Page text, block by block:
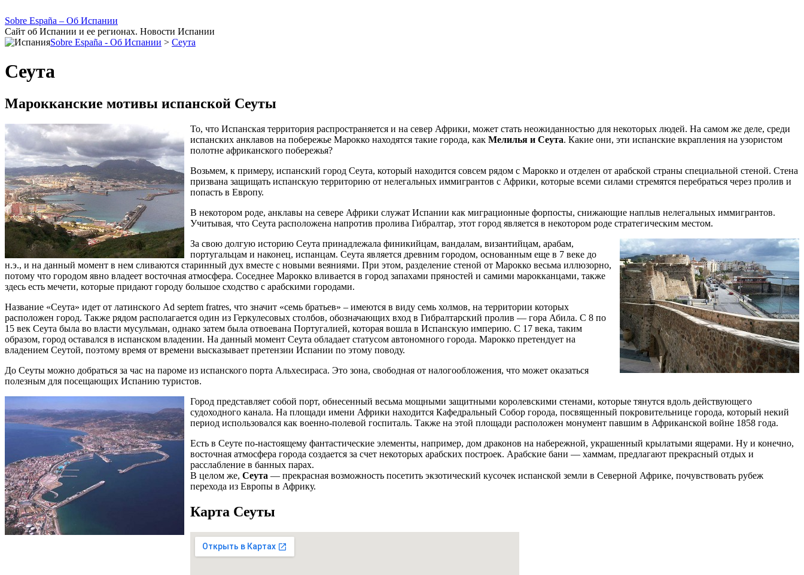
Sobre España – Об Испании
Сайт об Испании и ее регионах. Новости Испании
Sobre España - Об Испании > Сеута
Сеута
Марокканские мотивы испанской Сеуты
То, что Испанская территория распространяется и на север Африки, может стать неожиданностью для некоторых людей. На самом же деле, среди
испанских анклавов на побережье Марокко находятся такие города, как Мелилья и Сеута. Какие они, эти испанские вкрапления на узористом
полотне африканского побережья?
Возьмем, к примеру, испанский город Сеута, который находится совсем рядом с Марокко и отделен от арабской страны специальной стеной. Стена
призвана защищать испанскую территорию от нелегальных иммигрантов с Африки, которые всеми силами стремятся перебраться через пролив и
попасть в Европу.
В некотором роде, анклавы на севере Африки служат Испании как миграционные форпосты, снижающие наплыв нелегальных иммигрантов.
Учитывая, что Сеута расположена напротив пролива Гибралтар, этот город является в некотором роде стратегическим местом.
За свою долгую историю Сеута принадлежала финикийцам, вандалам, византийцам, арабам,
португальцам и наконец, испанцам. Сеута является древним городом, основанным еще в 7 веке до
н.э., и на данный момент в нем сливаются старинный дух вместе с новыми веяниями. При этом, разделение стеной от Марокко весьма иллюзорно,
потому что городом явно владеет восточная атмосфера. Соседнее Марокко вливается в город запахами пряностей и самими марокканцами, также
здесь есть мечети, которые придают городу большое сходство с арабскими городами.
Название «Сеута» идет от латинского Ad septem fratres, что значит «семь братьев» – имеются в виду семь холмов, на территории которых
расположен город. Также рядом располагается один из Геркулесовых столбов, обозначающих вход в Гибралтарский пролив — гора Абила. С 8 по
15 век Сеута была во власти мусульман, однако затем была отвоевана Португалией, которая вошла в Испанскую империю. С 17 века, таким
образом, город оставался в испанском владении. На данный момент Сеута обладает статусом автономного города. Марокко претендует на
владением Сеутой, поэтому время от времени высказывает претензии Испании по этому поводу.
До Сеуты можно добраться за час на пароме из испанского порта Альхесираса. Это зона, свободная от налогообложения, что может оказаться
полезным для посещающих Испанию туристов.
Город представляет собой порт, обнесенный весьма мощными защитными королевскими стенами, которые тянутся вдоль действующего
судоходного канала. На площади имени Африки находится Кафедральный Собор города, посвященный покровительнице города, который некий
период использовался как военно-полевой госпиталь. Также на этой площади расположен монумент павшим в Африканской войне 1858 года.
Есть в Сеуте по-настоящему фантастические элементы, например, дом драконов на набережной, украшенный крылатыми ящерами. Ну и конечно,
восточная атмосфера города создается за счет некоторых арабских построек. Арабские бани — хаммам, предлагают прекрасный отдых и
расслабление в банных парах.
В целом же, Сеута — прекрасная возможность посетить экзотический кусочек испанской земли в Северной Африке, почувствовать рубеж
перехода из Европы в Африку.
Карта Сеуты